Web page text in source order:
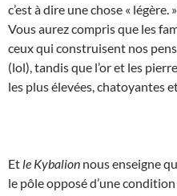
c’est à dire une chose « légère. »
Vous aurez compris que les
ceux qui construisent nos
(lol), tandis que l’or et les
les plus élevées, chatoyantes
Et le Kybalion nous enseigne
le pôle opposé d’une